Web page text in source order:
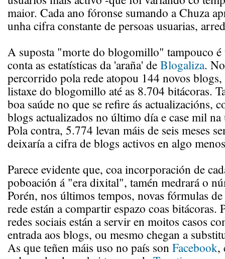
maior. Cada ano fóronse sumando a Chuza
unha cifra constante de persoas usuarias,
A suposta "morte do blogomillo" tampouco é
conta as estatísticas da 'araña' deBlogaliza.
percorrido pola rede atopou 144 novos blogs,
listaxe do blogomillo até as 8.704 bitácoras.
boa saúde no que se refire ás actualizacións,
blogs actualizados no último día e case mil na
Pola contra, 5.774 levan máis de seis meses
deixaría a cifra de blogs activos en algo
Parece evidente que, coa incorporación de
poboación á "era dixital", tamén medrará o
Porén, nos últimos tempos, novas fórmulas
rede están a compartir espazo coas bitácoras.
redes sociais están a servir en moitos casos
entrada aos blogs, ou mesmo chegan a
As que teñen máis uso no país sonFacebook,